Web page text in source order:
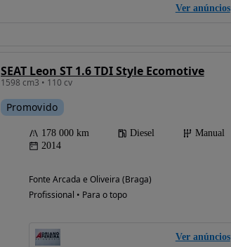
Ver anúncios
SEAT Leon ST 1.6 TDI Style Ecomotive
1598 cm3 • 110 cv
Promovido
178 000 km Diesel
Manual
2014
Fonte Arcada e Oliveira (Braga)
Profissional • Para o topo
Ver anúncios